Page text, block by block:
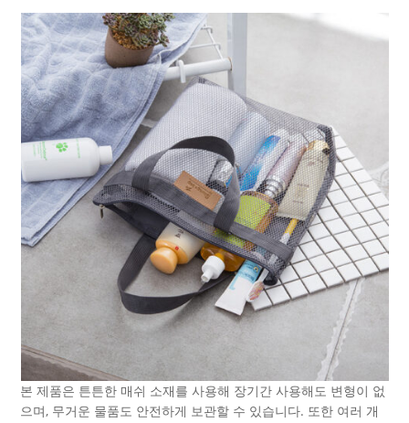
본 제품은 튼튼한 매쉬 소재를 사용해 장기간 사용해도 변형이 없
으며, 무거운 물품도 안전하게 보관할 수 있습니다. 또한 여러 개